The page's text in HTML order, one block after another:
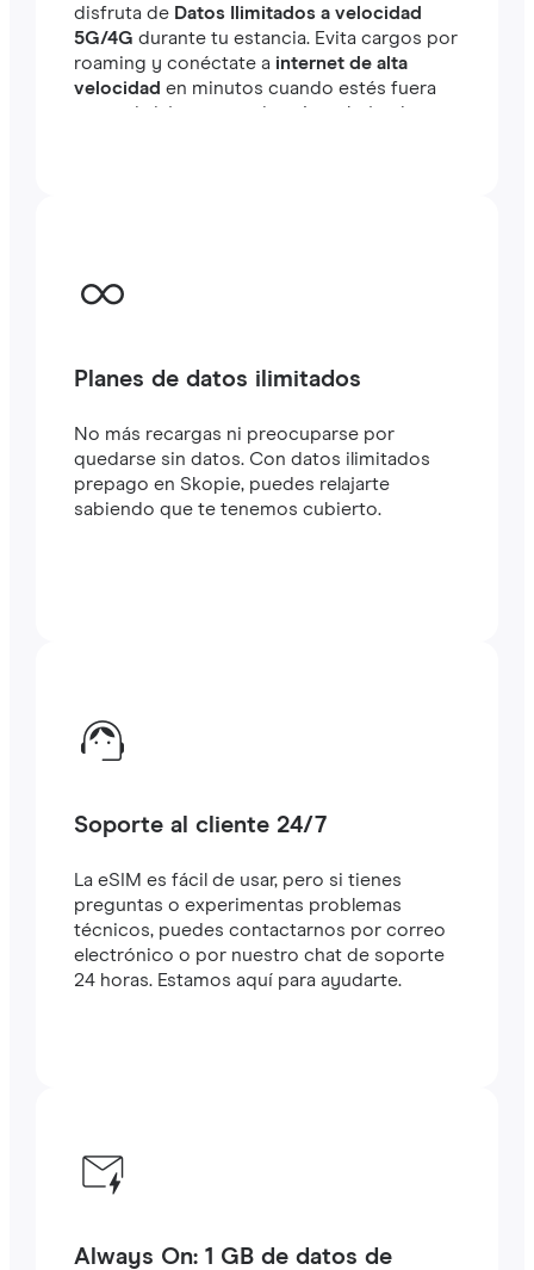
disfruta de Datos Ilimitados a velocidad
5G/4G durante tu estancia. Evita cargos por
roaming y conéctate a internet de alta
velocidad en minutos cuando estés fuera
tanto si viajas como si estás trabajando.
Planes de datos ilimitados
No más recargas ni preocuparse por
quedarse sin datos. Con datos ilimitados
prepago en Skopie, puedes relajarte
sabiendo que te tenemos cubierto.
Soporte al cliente 24/7
La eSIM es fácil de usar, pero si tienes
preguntas o experimentas problemas
técnicos, puedes contactarnos por correo
electrónico o por nuestro chat de soporte
24 horas. Estamos aquí para ayudarte.
Always On: 1 GB de datos de